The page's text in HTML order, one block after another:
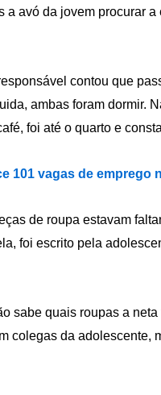
avó da jovem procurar
contou que
ambas foram dormir.
foi até o quarto e
101 vagas de emprego
de roupa estavam
foi escrito pela
sabe quais roupas a
colegas da adolescente,